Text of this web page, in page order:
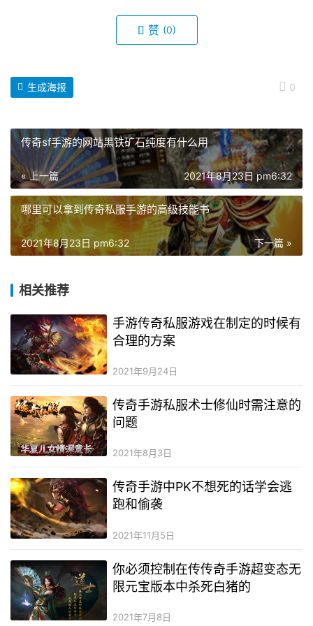
赞 (0)
0
生成海报
传奇sf手游的网站黑铁矿石纯度有什么用
« 上一篇 2021年8月23日 pm6:32
哪里可以拿到传奇私服手游的高级技能书
下一篇 »
2021年8月23日 pm6:32
相关推荐
手游传奇私服游戏在制定的时候有
合理的方案
2021年9月24日
传奇手游私服术士修仙时需注意的
问题
2021年8月3日
传奇手游中PK不想死的话学会逃
跑和偷袭
2021年11月5日
你必须控制在传传奇手游超变态无
限元宝版本中杀死白猪的
2021年7月8日